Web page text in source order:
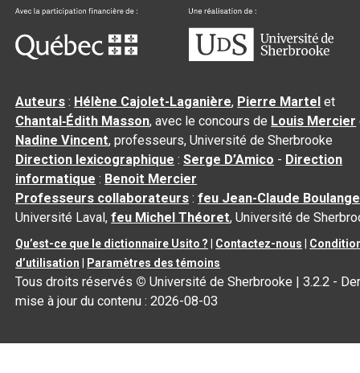
Auteurs : Hélène Cajolet-Laganière, Pierre Martel et
Chantal‑Édith Masson, avec le concours de Louis Mercier
Nadine Vincent, professeurs, Université de Sherbrooke
Direction lexicographique :Serge D’Amico - Direction
informatique : Benoit Mercier
Professeurs collaborateurs :feu Jean-Claude
Université Laval,feu Michel Théoret, Université de
Qu’est-ce que le dictionnaire Usito ? Contactez-nous
d’utilisation
Paramètres des témoins
Tous droits réservés © Université de Sherbrooke |3.2.2 -
mise à jour du contenu :2026-08-03